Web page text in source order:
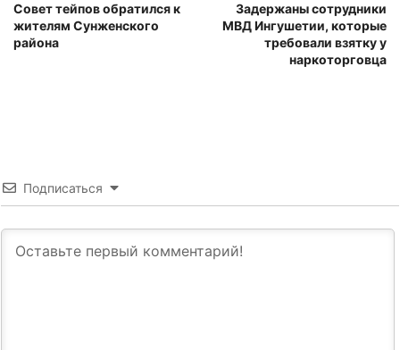
Совет тейпов обратился к
жителям Сунженского
района
Задержаны сотрудники
МВД Ингушетии, которые
требовали взятку у
наркоторговца
Подписаться